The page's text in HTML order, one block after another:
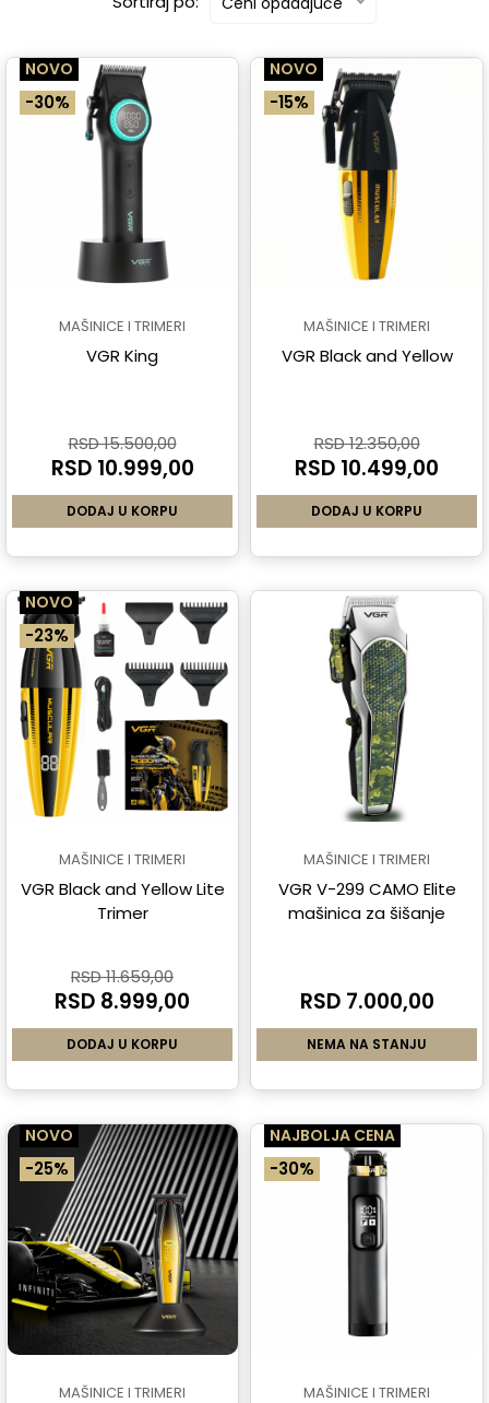
NOVO
-30%
MAŠINICE I TRIMERI
VGR King
RSD 15.500,00
RSD 10.999,00
DODAJ U KORPU
NOVO
-15%
MAŠINICE I TRIMERI
VGR Black and Yellow
RSD 12.350,00
RSD 10.499,00
DODAJ U KORPU
NOVO
-23%
MAŠINICE I TRIMERI
VGR Black and Yellow Lite
Trimer
RSD 11.659,00
RSD 8.999,00
DODAJ U KORPU
MAŠINICE I TRIMERI
VGR V-299 CAMO Elite
mašinica za šišanje
RSD 7.000,00
NEMA NA STANJU
NOVO
-25%
MAŠINICE I TRIMERI
NAJBOLJA CENA
-30%
MAŠINICE I TRIMERI